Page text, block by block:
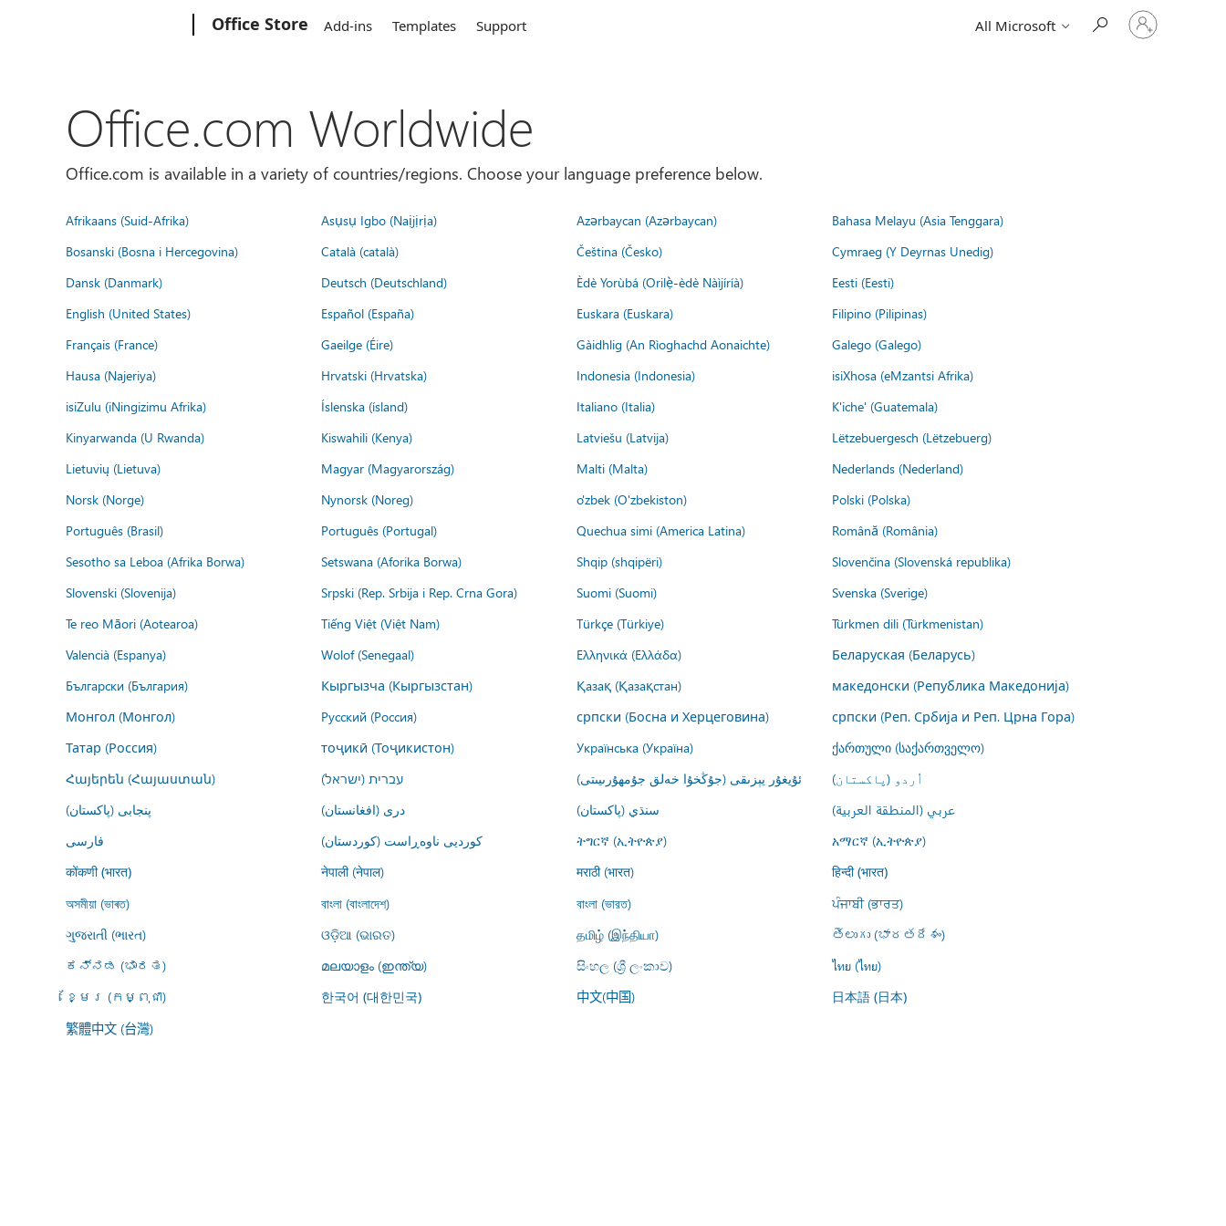
Office Store Add-ins Templates Support All Microsoft
Sign
in
Office.com Worldwide
Office.com is available in a variety of countries/regions. Choose your language preference below.
Afrikaans (Suid-Afrika) Asụsụ Igbo (Naịjịrịa) Azərbaycan (Azərbaycan)
Bahasa Melayu (Asia Tenggara)
Bosanski (Bosna i Hercegovina)
Català (català) Čeština (Česko)
Cymraeg (Y Deyrnas Unedig)
Dansk (Danmark)
Deutsch (Deutschland) Èdè Yorùbá (Orilẹ̀-èdè Nàìjíríà)
Eesti (Eesti)
English (United States)
Español (España) Euskara (Euskara)
Filipino (Pilipinas)
Français (France)
Gaeilge (Éire) Gàidhlig (An Rìoghachd Aonaichte)
Galego (Galego)
Hausa (Najeriya)
Hrvatski (Hrvatska) Indonesia (Indonesia)
isiXhosa (eMzantsi Afrika)
isiZulu (iNingizimu Afrika)
Íslenska (ísland) Italiano (Italia)
K'iche' (Guatemala)
Kinyarwanda (U Rwanda)
Kiswahili (Kenya) Latviešu (Latvija)
Lëtzebuergesch (Lëtzebuerg)
Lietuvių (Lietuva)
Magyar (Magyarország) Malti (Malta)
Nederlands (Nederland)
Norsk (Norge)
Nynorsk (Noreg) o'zbek (O'zbekiston)
Polski (Polska)
Português (Brasil)
Português (Portugal) Quechua simi (America Latina)
Română (România)
Sesotho sa Leboa (Afrika Borwa)
Setswana (Aforika Borwa) Shqip (shqipëri)
Slovenčina (Slovenská republika)
Slovenski (Slovenija)
Srpski (Rep. Srbija i Rep. Crna Gora) Suomi (Suomi)
Svenska (Sverige)
Te reo Māori (Aotearoa)
Tiếng Việt (Việt Nam) Türkçe (Türkiye)
Türkmen dili (Türkmenistan)
Valencià (Espanya)
Wolof (Senegaal) Ελληνικά (Ελλάδα)
Беларуская (Беларусь)
Български (България)
Кыргызча (Кыргызстан) Қазақ (Қазақстан)
македонски (Република Македонија)
Монгол (Монгол)
Русский (Россия) српски (Босна и Херцеговина)
српски (Реп. Србија и Реп. Црна Гора)
Татар (Россия)
тоҷикӣ (Тоҷикистон) Українська (Україна)
ქართული (საქართველო)
Հայերեն (Հայաստան)
עברית (ישראל) ئۇيغۇر يېزىقى (جۇڭخۇا خەلق جۇمھۇرىيىتى)
اُردو (پاکستان)
پنجابی (پاکستان)
درى (افغانستان) سنڌي (پاکستان)
عربي (المنطقة العربية)
فارسى
کوردیی ناوەڕاست (کوردستان) ትግርኛ (ኢትዮጵያ) አማርኛ (ኢትዮጵያ)
कोंकणी (भारत) नेपाली (नेपाल) मराठी (भारत) हिन्दी (भारत)
অসমীয়া (ভাৰত) বাংলা (বাংলাদেশ) বাংলা (ভারত)
ਪੰਜਾਬੀ (ਭਾਰਤ)
ગુજરાતી (ભારત)
ଓଡ଼ିଆ (ଭାରତ) தமிழ் (இந்தியா)
తెలుగు (భారతదేశం)
ಕನ್ನಡ (ಭಾರತ)
മലയാളം (ഇന്ത്യ) සිංහල (ශ්‍රී ලංකාව)
ไทย (ไทย)
ខ្មែរ (កម្ពុជា)
한국어 (대한민국) 中文(中国) 日本語 (日本)
繁體中文 (台灣)